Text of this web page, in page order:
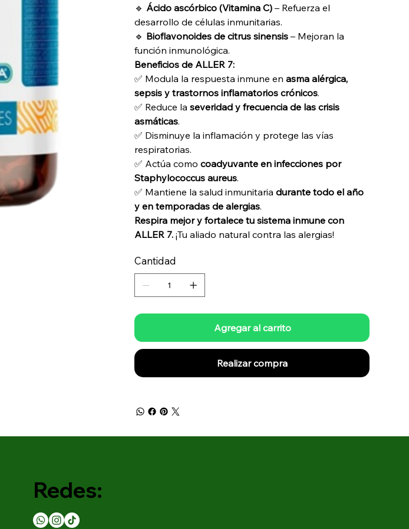
🔹 Ácido ascórbico (Vitamina C)– Refuerza el
desarrollo de células inmunitarias.
🔹 Bioflavonoides de citrus sinensis– Mejoran la
función inmunológica.
Beneficios de ALLER 7:
✅ Modula la respuesta inmune en asma alérgica,
sepsis y trastornos inflamatorios crónicos.
✅ Reduce la severidad y frecuencia de las crisis
asmáticas.
✅ Disminuye la inflamación y protege las vías
respiratorias.
✅ Actúa como coadyuvante en infecciones por
Staphylococcus aureus.
✅ Mantiene la salud inmunitaria durante todo el año
y en temporadas de alergias.
Respira mejor y fortalece tu sistema inmune con
ALLER 7.¡Tu aliado natural contra las alergias!
Cantidad
Agregar al carrito
Realizar compra
Redes: